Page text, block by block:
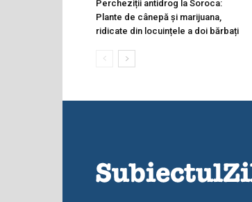
Percheziții antidrog la Soroca:
Plante de cânepă și marijuana,
ridicate din locuințele a doi bărbați